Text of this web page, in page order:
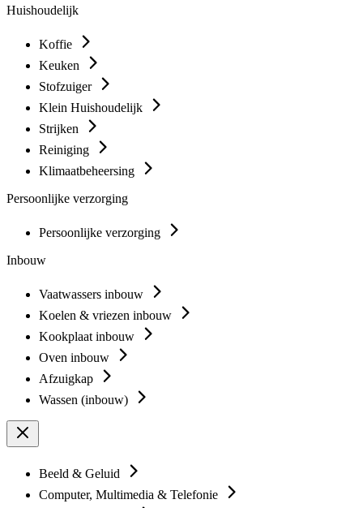
Huishoudelijk
Koffie
Keuken
Stofzuiger
Klein Huishoudelijk
Strijken
Reiniging
Klimaatbeheersing
Persoonlijke verzorging
Persoonlijke verzorging
Inbouw
Vaatwassers inbouw
Koelen & vriezen inbouw
Kookplaat inbouw
Oven inbouw
Afzuigkap
Wassen (inbouw)
Beeld & Geluid
Computer, Multimedia & Telefonie